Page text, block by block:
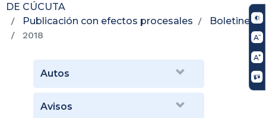
DE CÚCUTA
Publicación con efectos procesales
Boletines
2018
Autos
Avisos